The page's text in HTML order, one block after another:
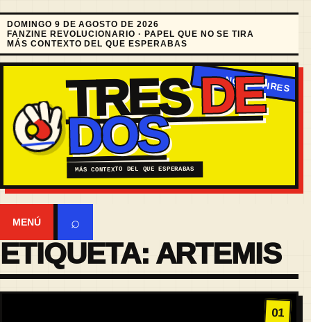
DOMINGO 9 DE AGOSTO DE 2026
FANZINE REVOLUCIONARIO · PAPEL QUE NO SE TIRA
MÁS CONTEXTO DEL QUE ESPERABAS
TRESDE
DOS
MÁS CONTEXTO DEL QUE ESPERABAS
MENÚ ⌕
ETIQUETA: ARTEMIS
01